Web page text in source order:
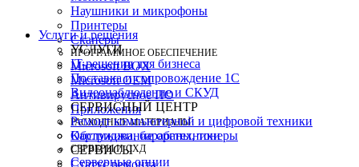
Наушники и микрофоны
Принтеры
Сканеры
ПРОГРАММНОЕ ОБЕСПЕЧЕНИЕ
Microsoft BOX
Microsoft OEM
Антивирусное ПО
Приложения
РАСХОДНЫЕ МАТЕРИАЛЫ
Картриджи, барабаны, тонеры
СЕРВЕРЫ И СХД
Серверные опции
Услуги и решения
УСЛУГИ
IT-решения для бизнеса
Поставка и сопровождение 1C
Видеонаблюдение и СКУД
СЕРВИСНЫЙ ЦЕНТР
Ремонт компьютерной и цифровой техники
Обслуживание оргтехники
СЕРВИСЫ
Статус ремонта